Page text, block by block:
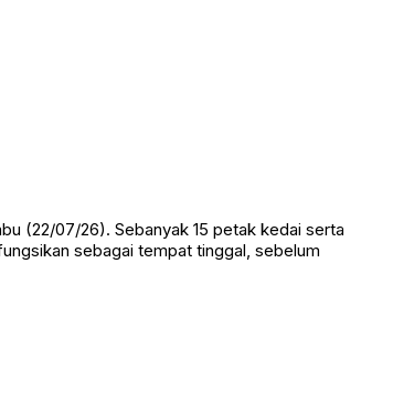
(22/07/26). Sebanyak 15 petak kedai serta
sebagai tempat tinggal, sebelum